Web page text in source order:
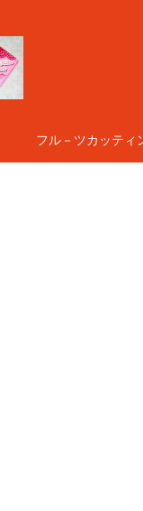
フル－ツカッテ